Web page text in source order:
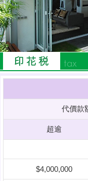
代價款
超逾
$4,000,000